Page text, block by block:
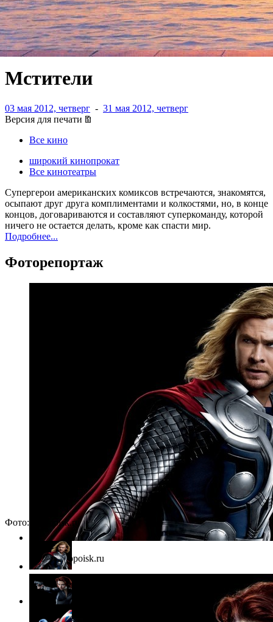
Мстители
03 мая 2012, четверг - 31 мая 2012, четверг
Версия для печати
Все кино
широкий кинопрокат
Все кинотеатры
Супергерои американских комиксов встречаются, знакомятся,
осыпают друг друга комплиментами и колкостями, но, в конце
концов, договариваются и составляют суперкоманду, которой
ничего не остается делать, кроме как спасти мир.
Подробнее...
Фоторепортаж
Фото: kinopoisk.ru
Фото: kinopoisk.ru